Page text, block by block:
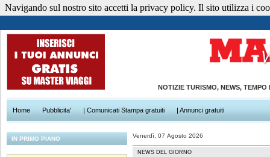
NOTIZIE TURISMO, NEWS,
Home Pubblicita' | Comunicati Stampa gratuiti | Annunci gratuiti
IN PRIMO PIANO Venerdì, 07 Agosto 2026
NEWS DEL GIORNO
Navigando sul nostro sito accetti la privacy policy. Il sito utilizza i